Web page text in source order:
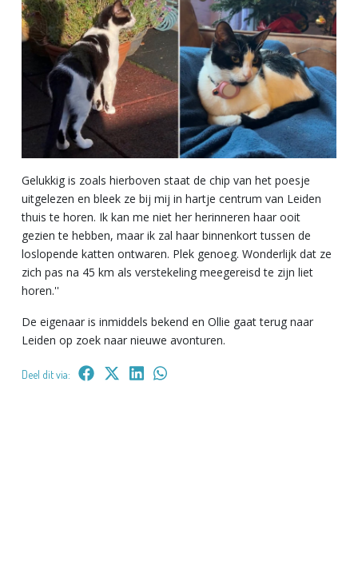
Gelukkig is zoals hierboven staat de chip van het poesje
uitgelezen en bleek ze bij mij in hartje centrum van Leiden
thuis te horen. Ik kan me niet her herinneren haar ooit
gezien te hebben, maar ik zal haar binnenkort tussen de
loslopende katten ontwaren. Plek genoeg. Wonderlijk dat ze
zich pas na 45 km als verstekeling meegereisd te zijn liet
horen.''
De eigenaar is inmiddels bekend en Ollie gaat terug naar
Leiden op zoek naar nieuwe avonturen.
Deel dit via: